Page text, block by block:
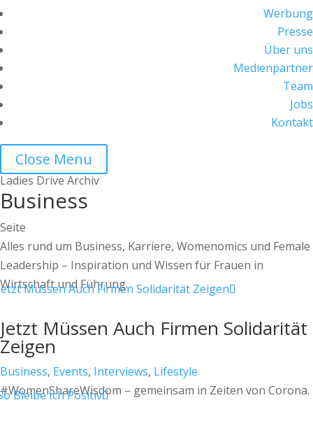
Werbung
Presse
Über uns
Medienpartner
Team
Jobs
Kontakt
Close Menu
Ladies Drive Archiv
Business
Seite
Alles rund um Business, Karriere, Womenomics und Female
Leadership – Inspiration und Wissen für Frauen in
Wirtschaft und Führung.
Jetzt Müssen Auch Firmen Solidarität
Zeigen
Business, Events, Interviews, Lifestyle
#WomenShareWisdom – gemeinsam in Zeiten von Corona.